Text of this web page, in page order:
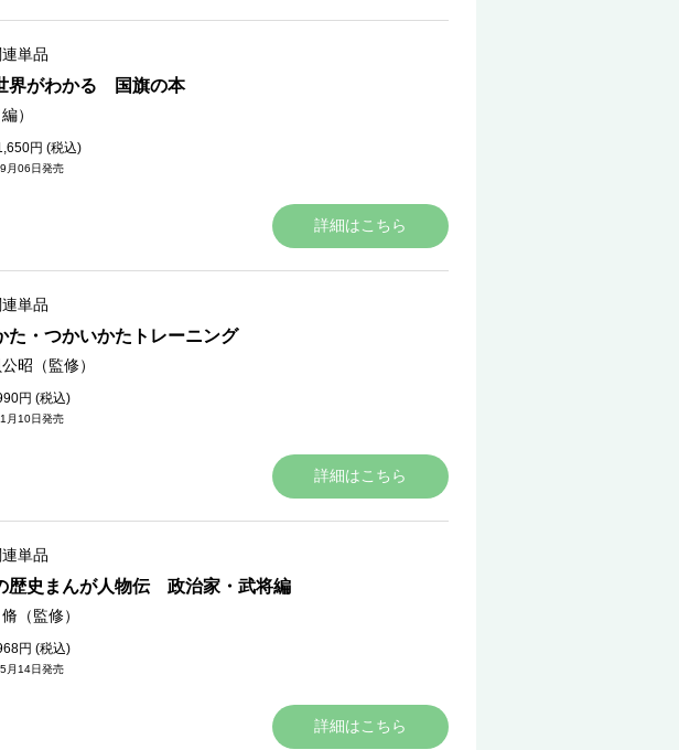
単品
界がわかる 国旗の本
）
円 (税込)
月06日発売
詳細はこちら
単品
た・つかいかたトレーニング
昭（監修）
円 (税込)
月10日発売
詳細はこちら
単品
歴史まんが人物伝 政治家・武将編
（監修）
円 (税込)
月14日発売
詳細はこちら